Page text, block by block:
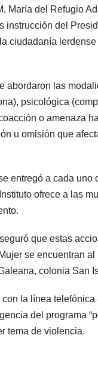
María del Refugio
instrucción del
ciudadanía
abordaron las
psicológica
o amenaza
u omisión que
entregó a cada
ofrece a las
que estas
se encuentran
colonia San
la línea
del programa
tema de violencia.